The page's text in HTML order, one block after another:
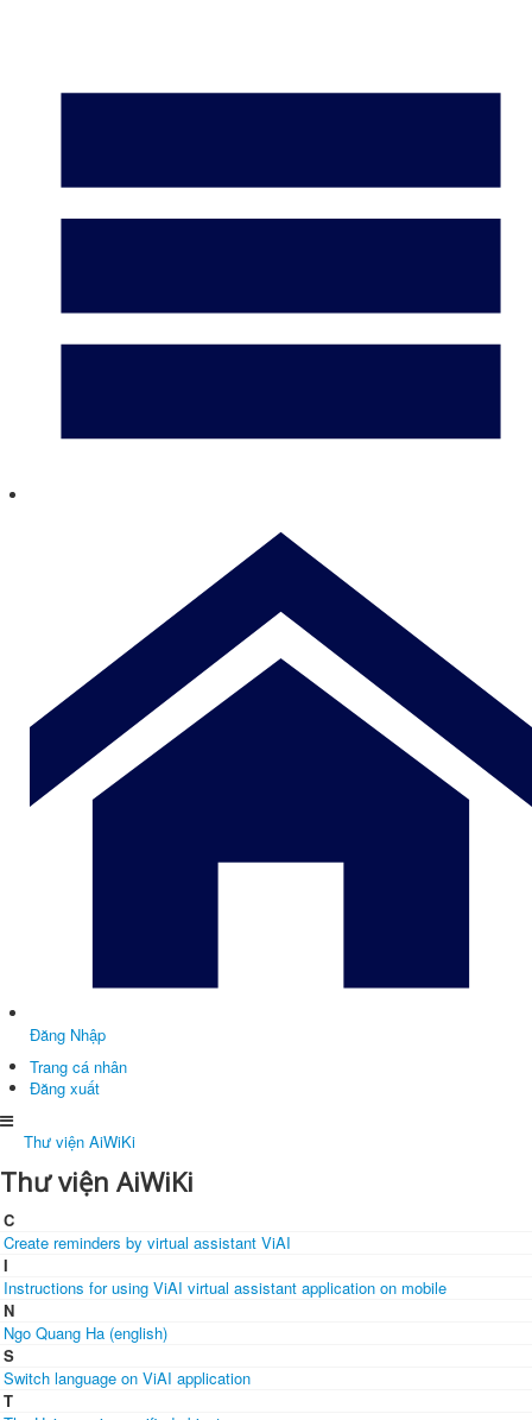
Đăng Nhập
Trang cá nhân
Đăng xuất
Thư viện AiWiKi
Thư viện AiWiKi
C
Create reminders by virtual assistant ViAI
I
Instructions for using ViAI virtual assistant application on mobile
N
Ngo Quang Ha (english)
S
Switch language on ViAI application
T